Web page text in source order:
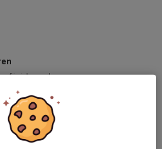
för inloggade